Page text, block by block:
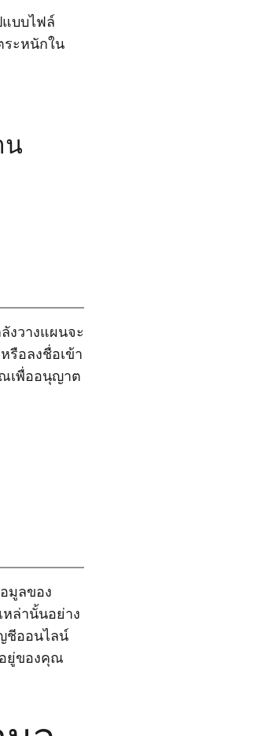
บบไฟล์
ระหนักใน
น
งวางแผนจะ
อลงชื่อเข้า
เพื่ออนุญาต
มูลของ
ล่านั้นอย่าง
ชีออนไลน์
ยู่ของคุณ